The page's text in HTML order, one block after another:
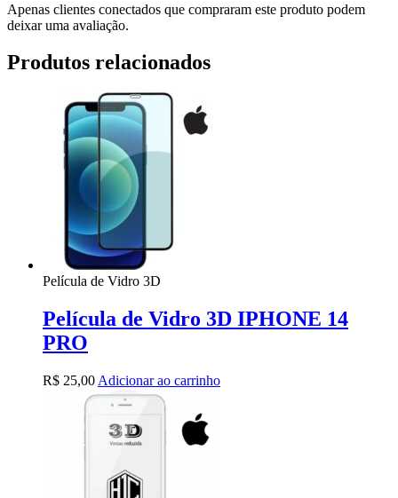
Apenas clientes conectados que compraram este produto podem
deixar uma avaliação.
Produtos relacionados
Película de Vidro 3D
Película de Vidro 3D IPHONE 14
PRO
R$ 25,00 Adicionar ao carrinho